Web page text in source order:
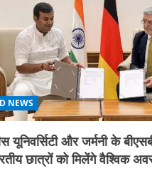
NEWS
यूनिवर्सिटी और जर्मनी के
छात्रों को मिलेंगे वैश्विक